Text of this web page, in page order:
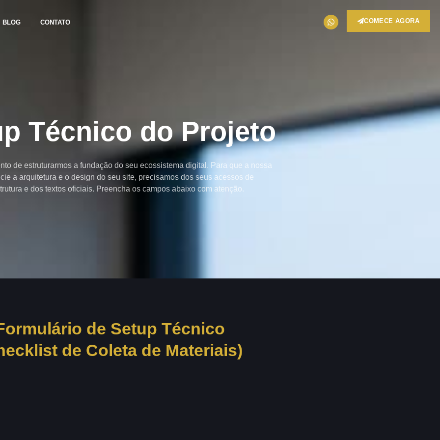
BLOG CONTATO COMECE AGORA
Técnico do Projeto
de estruturarmos a fundação do seu ecossistema digital. Para que a nossa
a arquitetura e o design do seu site, precisamos dos seus acessos de
e dos textos oficiais. Preencha os campos abaixo com atenção.
de Setup Técnico
de Coleta de Materiais)